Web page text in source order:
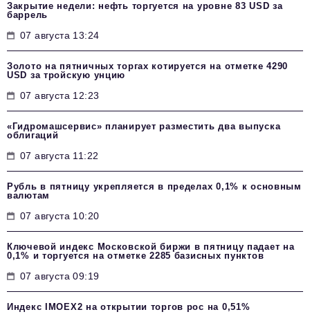
Закрытие недели: нефть торгуется на уровне 83 USD за
баррель
07 августа 13:24
Золото на пятничных торгах котируется на отметке 4290
USD за тройскую унцию
07 августа 12:23
«Гидромашсервис» планирует разместить два выпуска
облигаций
07 августа 11:22
Рубль в пятницу укрепляется в пределах 0,1% к основным
валютам
07 августа 10:20
Ключевой индекс Московской биржи в пятницу падает на
0,1% и торгуется на отметке 2285 базисных пунктов
07 августа 09:19
Индекс IMOEX2 на открытии торгов рос на 0,51%